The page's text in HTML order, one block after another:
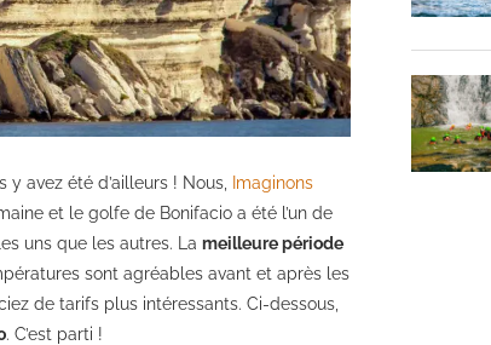
avez été d’ailleurs ! Nous,
Imaginons
et le golfe de Bonifacio a été l’un de
uns que les autres. La meilleure période
sont agréables avant et après les
de tarifs plus intéressants. Ci-dessous,
. C’est parti !